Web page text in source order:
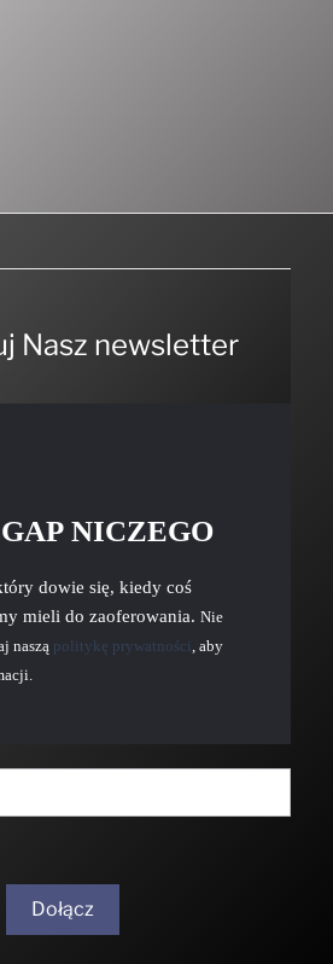
Nasz newsletter
NICZEGO
dowie się, kiedy coś
mieli do zaoferowania. Nie
naszą politykę prywatności , aby
Dołącz